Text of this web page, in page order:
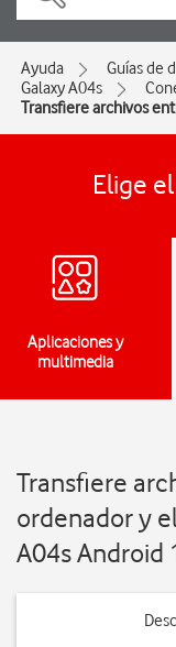
Ayuda Guías de
Galaxy A04s
Transfiere archivos
Elige
Aplicaciones y
multimedia
Transfiere
ordenador y
A04s Android